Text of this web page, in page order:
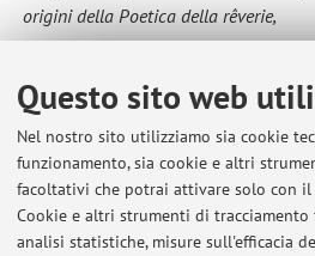
Questo sito web
Nel nostro sito utilizziamo sia cookie
funzionamento, sia cookie e altri
facoltativi che potrai attivare solo con il
Cookie e altri strumenti di
analisi statistiche, misure sull'efficacia
origini della Poetica della rêverie,
Magi, 2017.
Curatrice del Catalogo Regionale
per il benessere nei luoghi della salute.
Avagliano M.,
La scuola in
cura e cittadinanza
, in
Journal of Research and Didactics of